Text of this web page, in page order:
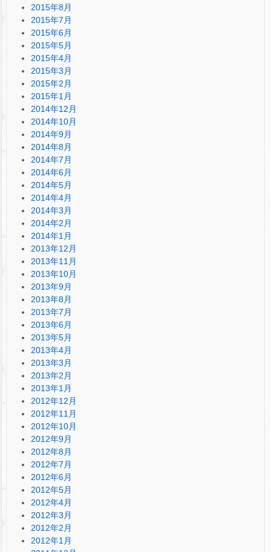
2015年8月
2015年7月
2015年6月
2015年5月
2015年4月
2015年3月
2015年2月
2015年1月
2014年12月
2014年10月
2014年9月
2014年8月
2014年7月
2014年6月
2014年5月
2014年4月
2014年3月
2014年2月
2014年1月
2013年12月
2013年11月
2013年10月
2013年9月
2013年8月
2013年7月
2013年6月
2013年5月
2013年4月
2013年3月
2013年2月
2013年1月
2012年12月
2012年11月
2012年10月
2012年9月
2012年8月
2012年7月
2012年6月
2012年5月
2012年4月
2012年3月
2012年2月
2012年1月